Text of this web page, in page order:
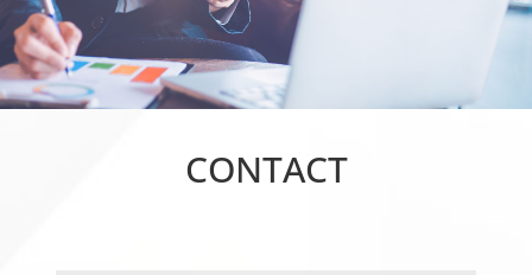
CONTACT